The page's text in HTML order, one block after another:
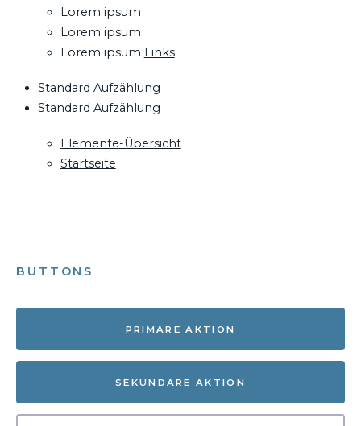
Lorem ipsum
Lorem ipsum
Lorem ipsum Links
Standard Aufzählung
Standard Aufzählung
Elemente-Übersicht
Startseite
BUTTONS
PRIMÄRE AKTION
SEKUNDÄRE AKTION